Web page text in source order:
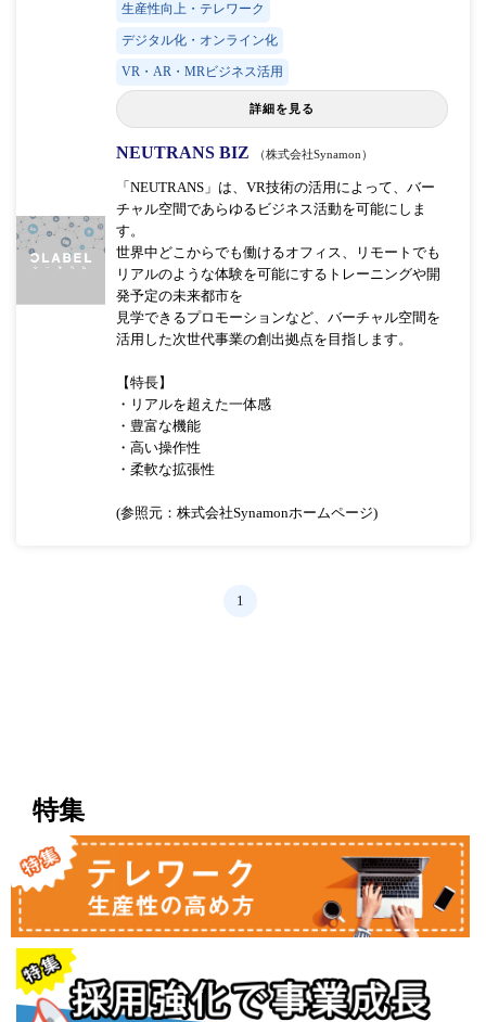
生産性向上・テレワーク
デジタル化・オンライン化
VR・AR・MRビジネス活用
詳細を見る
NEUTRANS BIZ （株式会社Synamon）
「NEUTRANS」は、VR技術の活用によって、バー
チャル空間であらゆるビジネス活動を可能にしま
す。
世界中どこからでも働けるオフィス、リモートでも
リアルのような体験を可能にするトレーニングや開
発予定の未来都市を
見学できるプロモーションなど、バーチャル空間を
活用した次世代事業の創出拠点を目指します。
【特長】
・リアルを超えた一体感
・豊富な機能
・高い操作性
・柔軟な拡張性
(参照元：株式会社Synamonホームページ)
1
特集